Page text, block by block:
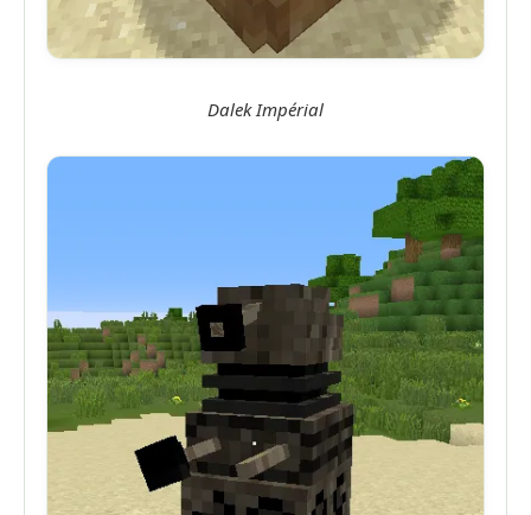
Dalek Impérial